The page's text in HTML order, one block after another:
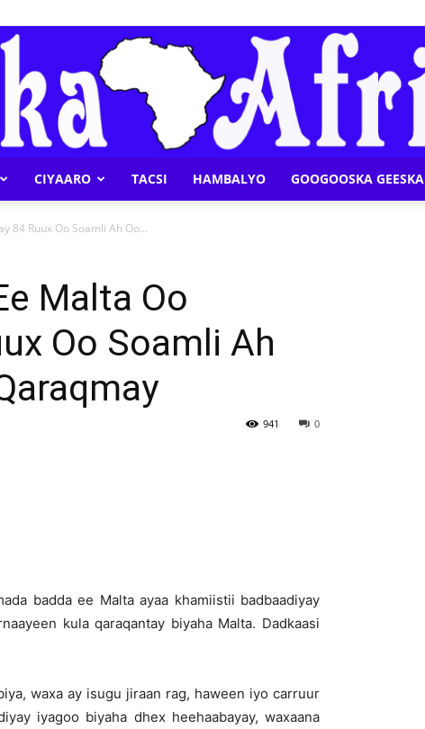
Afrika
CIYAARO TACSI HAMBALYO GOOGOOSKA GEESKA
84 Ruux Oo Soamli Ah Oo...
Malta Oo
Oo Soamli Ah
0
941
badda ee Malta ayaa khamiistii badbaadiyay
kula qaraqantay biyaha Malta. Dadkaasi
waxa ay isugu jiraan rag, haween iyo carruur
iyagoo biyaha dhex heehaabayay, waxaana